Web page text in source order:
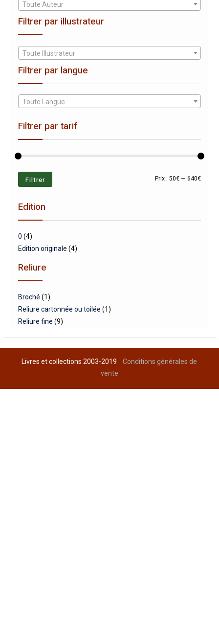
Toute Auteur
Filtrer par illustrateur
Toute Illustrateur
Filtrer par langue
Toute Langue
Filtrer par tarif
Prix
Prix
Filtrer Prix :50€ —640€
Edition
0 (4)
Edition originale (4)
Reliure
Broché (1)
Reliure cartonnée ou toilée (1)
Reliure fine (9)
Livres et collections 2003-2019Conditions générales de
vente